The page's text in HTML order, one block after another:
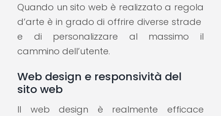
Quando un sito web è realizzato a regola
d’arte è in grado di offrire diverse strade
e di personalizzare al massimo il
cammino dell’utente.
Web design e responsività del
sito web
Il web design è realmente efficace